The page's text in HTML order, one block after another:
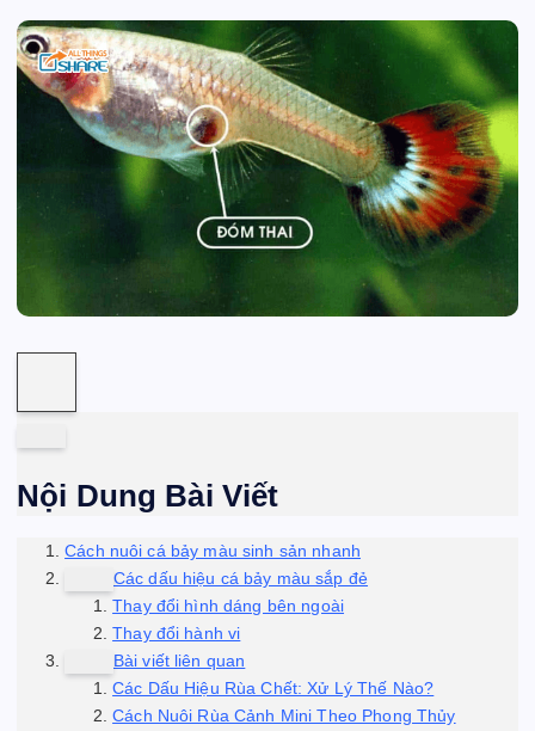
Nội Dung Bài Viết
Cách nuôi cá bảy màu sinh sản nhanh
Các dấu hiệu cá bảy màu sắp đẻ
Thay đổi hình dáng bên ngoài
Thay đổi hành vi
Bài viết liên quan
Các Dấu Hiệu Rùa Chết: Xử Lý Thế Nào?
Cách Nuôi Rùa Cảnh Mini Theo Phong Thủy